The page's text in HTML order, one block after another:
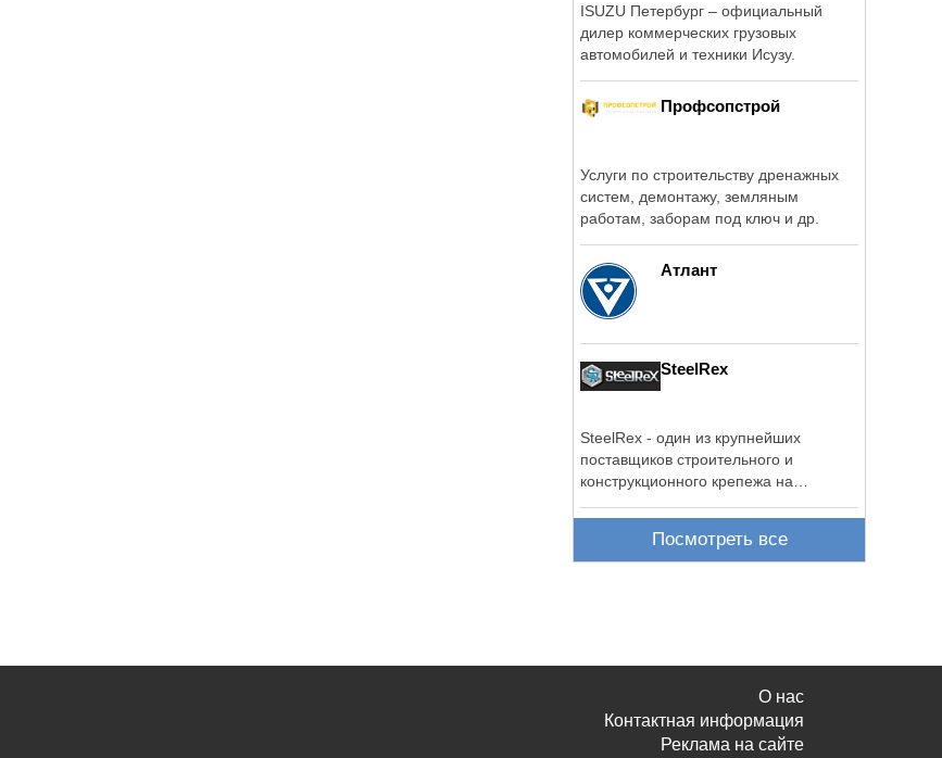
ISUZU Петербург – официальный
дилер коммерческих грузовых
автомобилей и техники Исузу.
Профсопстрой
Услуги по строительству дренажных
систем, демонтажу, земляным
работам, заборам под ключ и др.
Атлант
SteelRex
SteelRex - один из крупнейших
поставщиков строительного и
конструкционного крепежа на
Посмотреть все
О нас
Контактная информация
Реклама на сайте